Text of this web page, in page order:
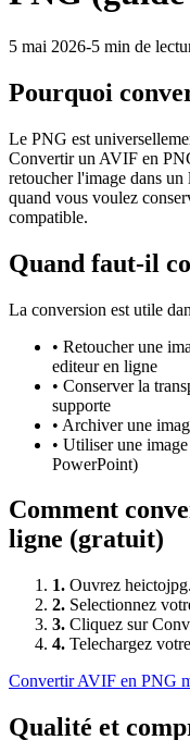
5 mai 2026-5 min de
Pourquoi
Le PNG est
Convertir un AVIF en
retoucher l'image dans
quand vous voulez
compatible.
Quand faut-il
La conversion est utile
• Retoucher une
editeur en ligne
• Conserver la
supporte
• Archiver une
• Utiliser une
PowerPoint)
Comment
ligne (gratuit)
1. Ouvrez
2. Selectionnez
3. Cliquez sur
4. Telechargez
ConvertirAVIF en PNG
Qualité et